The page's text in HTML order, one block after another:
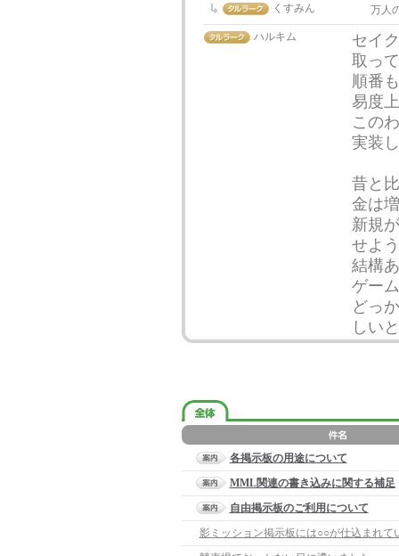
くすみん 万人
ハルキム
セイ
取っ
順番
易度
この
実装
昔と
金は
新規
せよ
結構
ゲー
どっ
しい
各掲示板の用途について
MML関連の書き込みに関する補足
自由掲示板のご利用について
影ミッション掲示板には○○が仕込まれて